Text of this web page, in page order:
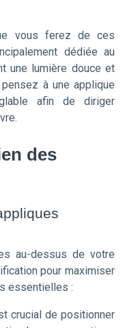
vous ferez de ces
dédiée au
une lumière douce et
à une applique
afin de diriger
des
au-dessus de votre
pour maximiser
essentielles :
crucial de positionner